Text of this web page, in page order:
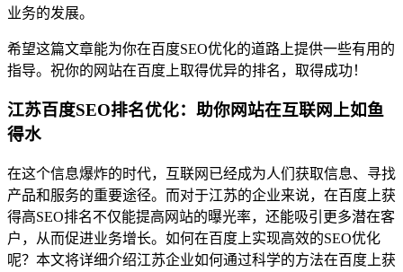
业务的发展。
希望这篇文章能为你在百度SEO优化的道路上提供一些有用的
指导。祝你的网站在百度上取得优异的排名，取得成功！
江苏百度SEO排名优化：助你网站在互联网上如鱼
得水
在这个信息爆炸的时代，互联网已经成为人们获取信息、寻找
产品和服务的重要途径。而对于江苏的企业来说，在百度上获
得高SEO排名不仅能提高网站的曝光率，还能吸引更多潜在客
户，从而促进业务增长。如何在百度上实现高效的SEO优化
呢？本文将详细介绍江苏企业如何通过科学的方法在百度上获